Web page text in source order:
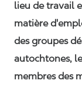
lieu de travail
matière
des groupes
autochtones,
membres des